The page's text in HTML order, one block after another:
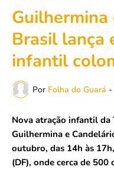
Guilhermina
Brasil lança
infantil
Por Folha do Guará -
Nova atração infantil da
Guilhermina e
outubro, das 14h às
(DF), onde cerca de